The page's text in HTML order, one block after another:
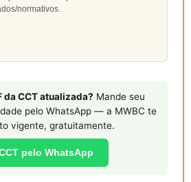
normativos.
da CCT atualizada? Mande seu
pelo WhatsApp — a MWBC te
vigente, gratuitamente.
pelo WhatsApp